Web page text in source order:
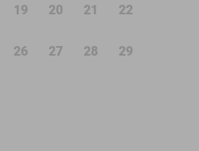
19 20 21 22
26 27 28 29